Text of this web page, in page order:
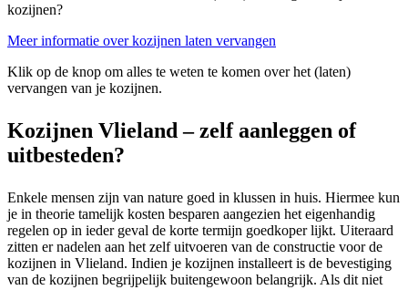
kozijnen?
Meer informatie over kozijnen laten vervangen
Klik op de knop om alles te weten te komen over het (laten)
vervangen van je kozijnen.
Kozijnen Vlieland – zelf aanleggen of
uitbesteden?
Enkele mensen zijn van nature goed in klussen in huis. Hiermee kun
je in theorie tamelijk kosten besparen aangezien het eigenhandig
regelen op in ieder geval de korte termijn goedkoper lijkt. Uiteraard
zitten er nadelen aan het zelf uitvoeren van de constructie voor de
kozijnen in Vlieland. Indien je kozijnen installeert is de bevestiging
van de kozijnen begrijpelijk buitengewoon belangrijk. Als dit niet